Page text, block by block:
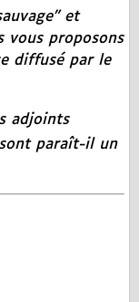
et
vous proposons
diffusé par le
adjoints
paraît-il un